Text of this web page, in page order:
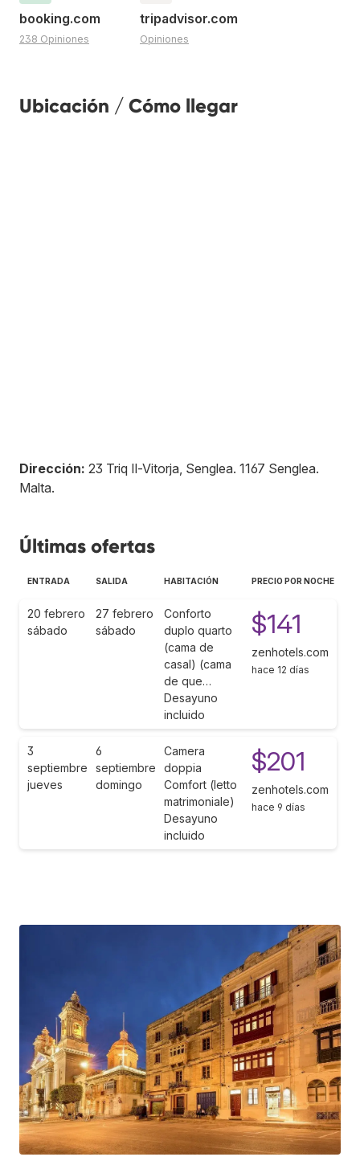
booking.com
238 Opiniones
tripadvisor.com
Opiniones
Ubicación / Cómo llegar
Dirección: 23 Triq Il-Vitorja, Senglea. 1167 Senglea.
Malta.
Últimas ofertas
ENTRADA SALIDA HABITACIÓN PRECIO POR NOCHE
20 febrero
sábado
27 febrero
sábado
Conforto
duplo quarto
(cama de
casal) (cama
de que…
Desayuno
incluido
$141
zenhotels.com
hace 12 días
3
septiembre
jueves
6
septiembre
domingo
Camera
doppia
Comfort (letto
matrimoniale)
Desayuno
incluido
$201
zenhotels.com
hace 9 días